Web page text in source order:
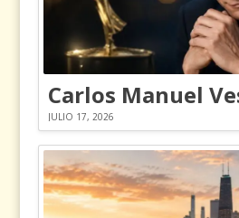
JULIO 17, 2026